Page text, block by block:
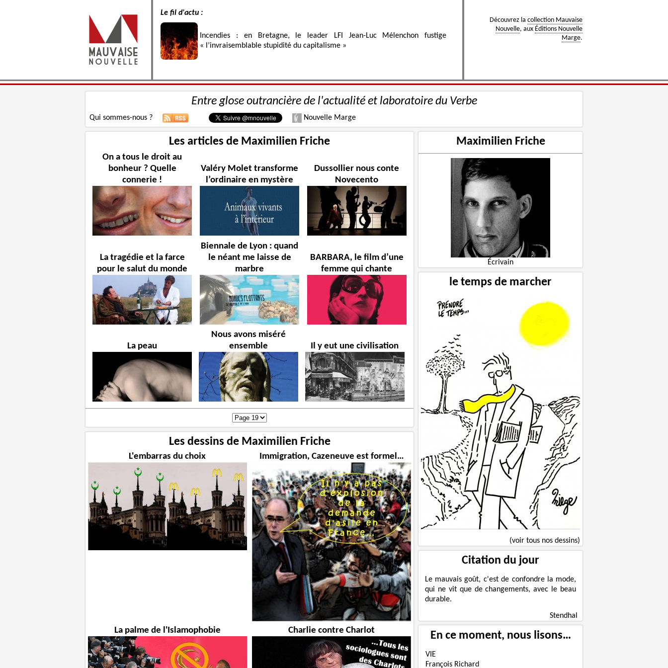
Le fil d'actu :
Incendies : en Bretagne, le leader LFI Jean-Luc Mélenchon fustige
« l’invraisemblable stupidité du capitalisme »
Découvrez la collection Mauvaise
Nouvelle, aux Éditions Nouvelle
Marge.
Entre glose outrancière de l'actualité et laboratoire du Verbe
Qui sommes-nous ? Nouvelle Marge
Les articles de Maximilien Friche
On a tous le droit au
bonheur ? Quelle
connerie !
Valéry Molet transforme
l’ordinaire en mystère
Dussollier nous conte
Novecento
La tragédie et la farce
pour le salut du monde
Biennale de Lyon : quand
le néant me laisse de
marbre
BARBARA, le film d’une
femme qui chante
La peau
Nous avons miséré
ensemble
Il y eut une civilisation
Les dessins de Maximilien Friche
L'embarras du choix Immigration, Cazeneuve est formel…
La palme de l'Islamophobie Charlie contre Charlot
Maximilien Friche
Écrivain
le temps de marcher
(voir tous nos dessins)
Citation du jour
Le mauvais goût, c'est de confondre la mode,
qui ne vit que de changements, avec le beau
durable.
Stendhal
En ce moment, nous lisons…
VIE
François Richard